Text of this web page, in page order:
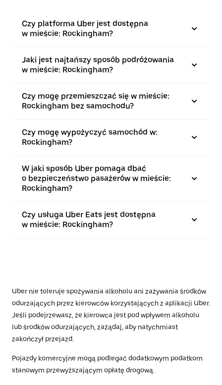
Czy platforma Uber jest dostępna
w mieście: Rockingham?
Jaki jest najtańszy sposób podróżowania
w mieście: Rockingham?
Czy mogę przemieszczać się w mieście:
Rockingham bez samochodu?
Czy mogę wypożyczyć samochód w:
Rockingham?
W jaki sposób Uber pomaga dbać
o bezpieczeństwo pasażerów w mieście:
Rockingham?
Czy usługa Uber Eats jest dostępna
w mieście: Rockingham?
Uber nie toleruje spożywania alkoholu ani zażywania środków
odurzających przez kierowców korzystających z aplikacji Uber.
Jeśli podejrzewasz, że kierowca jest pod wpływem alkoholu
lub środków odurzających, zażądaj, aby natychmiast
zakończył przejazd.
Pojazdy komercyjne mogą podlegać dodatkowym podatkom
stanowym przewyższającym opłatę drogową.